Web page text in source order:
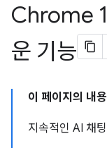
Chrome
운 기능
이 페이지의 내용
지속적인 AI 채